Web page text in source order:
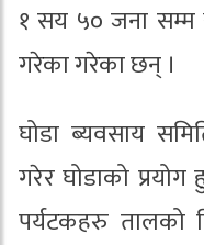
१ सय ५० जना सम्म
गरेका गरेका छन् ।
घोडा ब्यवसाय
गरेर घोडाको
पर्यटकहरु तालको